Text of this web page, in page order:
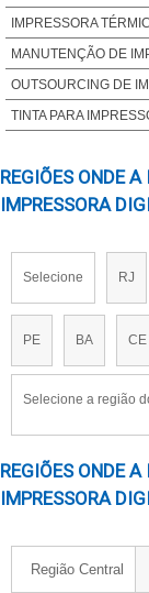
LONA PARA
MÁQUINA DE
MÁQUINA DE
MAQUINA IMPRESSÃO
IMPRESSORA
IMPRESSORA
IMPRESSORA
MANUTENÇÃO DE
OUTSOURCING DE
TINTA PARA
REGIÕES ONDE
IMPRESSORA
Selecione RJ
PE BA CE
Selecione a região
REGIÕES ONDE
IMPRESSORA
Região Central